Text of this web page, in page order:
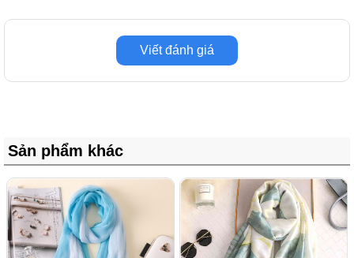
Viết đánh giá
Sản phẩm khác